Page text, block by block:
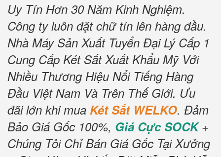
Uy Tín Hơn 30 Năm Kinh Nghiệm.
Công ty luôn đặt chữ tín lên hàng đầu.
Nhà Máy Sản Xuất Tuyển Đại Lý Cấp 1
Cung Cấp Két Sắt Xuất Khẩu Mỹ Với
Nhiều Thương Hiệu Nổi Tiếng Hàng
Đầu Việt Nam Và Trên Thế Giới. Ưu
đãi lớn khi mua Két Sắt WELKO. Đảm
Bảo Giá Gốc 100%, Giá Cực SOCK+
Chúng Tôi Chỉ Bán Giá Gốc Tại Xưởng